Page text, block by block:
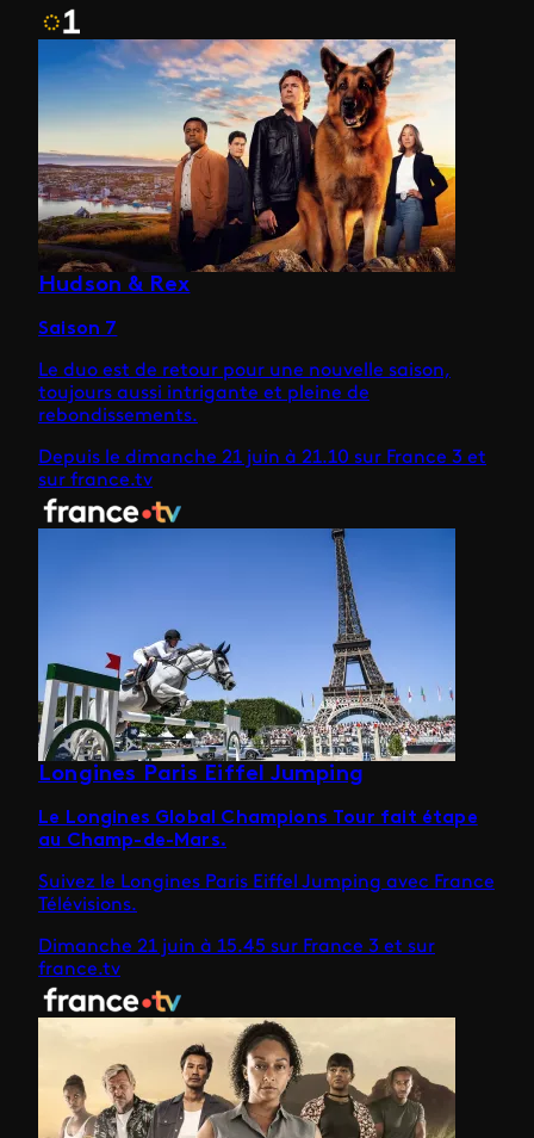
Hudson & Rex
Saison 7
Le duo est de retour pour une nouvelle saison,
toujours aussi intrigante et pleine de
rebondissements.
Depuis le dimanche 21 juin à 21.10 sur France 3 et
sur france.tv
Longines Paris Eiffel Jumping
Le Longines Global Champions Tour fait étape
au Champ-de-Mars.
Suivez le Longines Paris Eiffel Jumping avec France
Télévisions.
Dimanche 21 juin à 15.45 sur France 3 et sur
france.tv